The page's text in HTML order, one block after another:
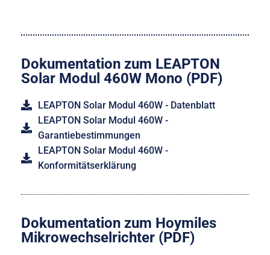
Dokumentation zum LEAPTON
Solar Modul 460W Mono (PDF)
LEAPTON Solar Modul 460W - Datenblatt
LEAPTON Solar Modul 460W -
Garantiebestimmungen
LEAPTON Solar Modul 460W -
Konformitätserklärung
Dokumentation zum Hoymiles
Mikrowechselrichter (PDF)